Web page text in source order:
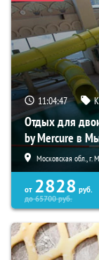
11:04:46
Отдых для
by Mercure в
Московская обл., г.
от 2828 руб.
до65700руб.